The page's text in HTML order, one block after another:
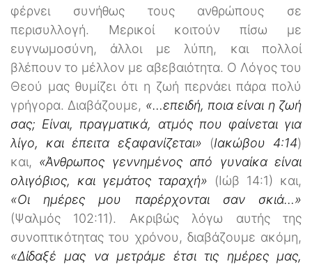
φέρνει συνήθως τους ανθρώπους σε
περισυλλογή. Μερικοί κοιτούν πίσω με
ευγνωμοσύνη, άλλοι με λύπη, και πολλοί
βλέπουν το μέλλον με αβεβαιότητα. Ο Λόγος του
Θεού μας θυμίζει ότι η ζωή περνάει πάρα πολύ
γρήγορα. Διαβάζουμε, «…επειδή, ποια είναι η ζωή
σας; Είναι, πραγματικά, ατμός που φαίνεται για
λίγο, και έπειτα εξαφανίζεται» (Ιακώβου 4:14)
και, «Άνθρωπος γεννημένος από γυναίκα είναι
ολιγόβιος, και γεμάτος ταραχή» (Ιώβ 14:1) και,
«Οι ημέρες μου παρέρχονται σαν σκιά…»
(Ψαλμός 102:11). Ακριβώς λόγω αυτής της
συνοπτικότητας του χρόνου, διαβάζουμε ακόμη,
«Δίδαξέ μας να μετράμε έτσι τις ημέρες μας,